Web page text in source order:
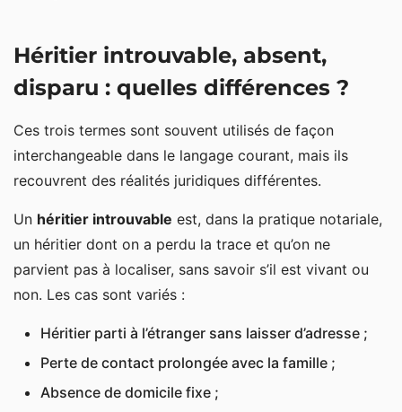
Comment le notaire recherche un héritier introuvable
Faire appel à un généalogiste successoral
Si l’héritier reste introuvable
La présomption d’absence en cas d’héritier
introuvable à la succession
Qu’est-ce que la présomption d’absence ?
Qui peut demander la présomption d’absence ?
La désignation d’un représentant par le juge des
Le règlement de la succession avec un héritier
absent
Héritier introuvable, absent,
disparu : quelles différences ?
Ces trois termes sont souvent utilisés de façon
interchangeable dans le langage courant, mais ils
recouvrent des réalités juridiques différentes.
Un héritier introuvable est, dans la pratique notariale,
un héritier dont on a perdu la trace et qu’on ne
parvient pas à localiser, sans savoir s’il est vivant ou
non. Les cas sont variés :
Héritier parti à l’étranger sans laisser d’adresse ;
Perte de contact prolongée avec la famille ;
Absence de domicile fixe ;